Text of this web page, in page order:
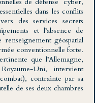
dans les conflits
des services secrets
et l’absence de
renseignement géospatial
conventionnelle forte.
que l’Allemagne,
Uni, intervient
contrainte par sa
de ses deux chambres